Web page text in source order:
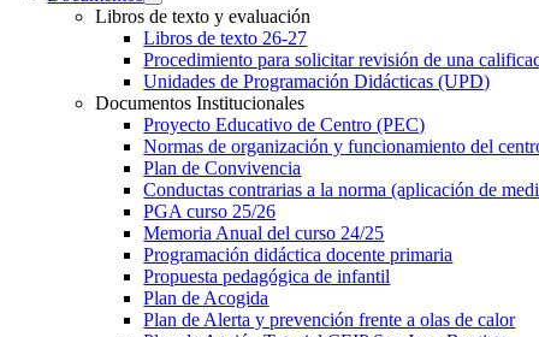
Libros de texto y evaluación
Libros de texto 26-27
Procedimiento para solicitar revisión ​de una
Unidades de Programación Didácticas (UPD)
Documentos Institucionales
Proyecto Educativo de Centro (PEC)
Normas de organización y funcionamiento del
Plan de Convivencia
Conductas contrarias a la norma (aplicación de
PGA curso 25/26
Memoria Anual del curso 24/25
Programación didáctica docente primaria
Propuesta pedagógica de infantil
Plan de Acogida
Plan de Alerta y prevención frente a olas de calor